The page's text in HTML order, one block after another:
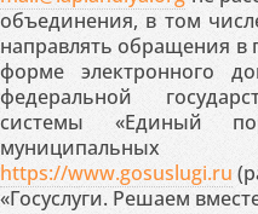
объединения, в том
направлять обращения
форме электронного
федеральной
системы «Единый
https://www.gosuslugi.ru
«Госуслуги. Решаем